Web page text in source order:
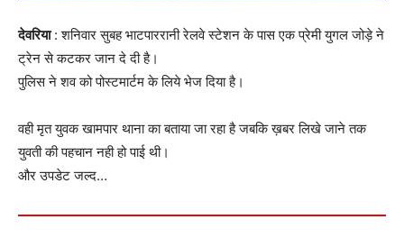
देवरिया: शनिवार सुबह भाटपाररानी रेलवे स्टेशन के पास एक प्रेमी युगल जोड़े ने
ट्रेन से कटकर जान दे दी है।
पुलिस ने शव को पोस्टमार्टम के लिये भेज दिया है।
वही मृत युवक खामपार थाना का बताया जा रहा है जबकि ख़बर लिखे जाने तक
युवती की पहचान नही हो पाई थी।
और उपडेट जल्द…